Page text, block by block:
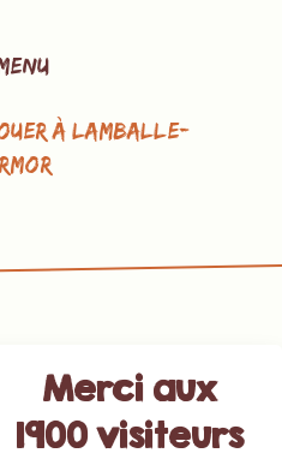
à Lamballe-
Merci aux
1900 visiteurs